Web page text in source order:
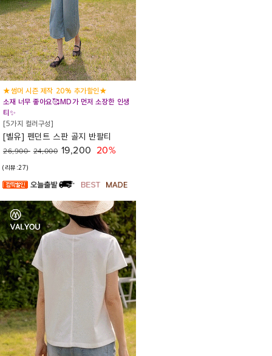
★썸머 시즌 제작 20% 추가할인★
소재 너무 좋아요🥰MD가 먼저 소장한 인생
티✨
[5가지 컬러구성]
[벨유] 펜던트 스판 골지 반팔티
26,900 24,000 19,200 20%
(리뷰:27)